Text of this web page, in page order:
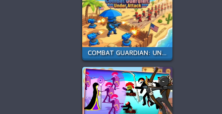
COMBAT GUARDIAN: UNDER ATTACK